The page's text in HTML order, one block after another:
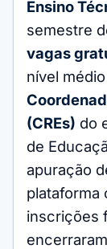
Ensino
semestre
vagas
nível
(CREs) do
de
apuração
plataforma
inscrições